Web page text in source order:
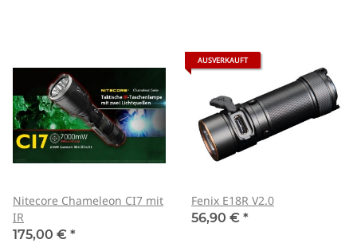
Nitecore Chameleon CI7 mit
IR
175,00 € *
AUSVERKAUFT
Fenix E18R V2.0
56,90 € *